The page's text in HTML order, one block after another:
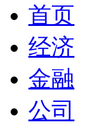
首页
经济
金融
公司